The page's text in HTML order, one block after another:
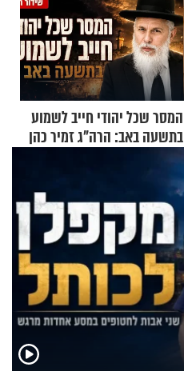
המסר שכל יהודי חייב לשמוע
בתשעה באב: הרה"ג זמיר כהן
בשיעור מיוחד